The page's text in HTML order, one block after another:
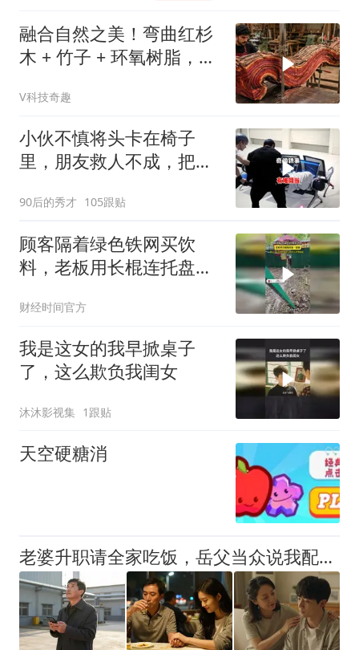
融合自然之美！弯曲红杉
木 + 竹子 + 环氧树脂，
V科技奇趣
小伙不慎将头卡在椅子
里，朋友救人不成，把自
90后的秀才 105跟贴
顾客隔着绿色铁网买饮
料，老板用长棍连托盘一
财经时间官方
我是这女的我早掀桌子
了，这么欺负我闺女
沐沐影视集 1跟贴
天空硬糖消
老婆升职请全家吃饭，岳父当众说我配不上他女儿，老婆示意我别说话，我端起酒杯站起来说了几句，整个包厢的筷子都停住了